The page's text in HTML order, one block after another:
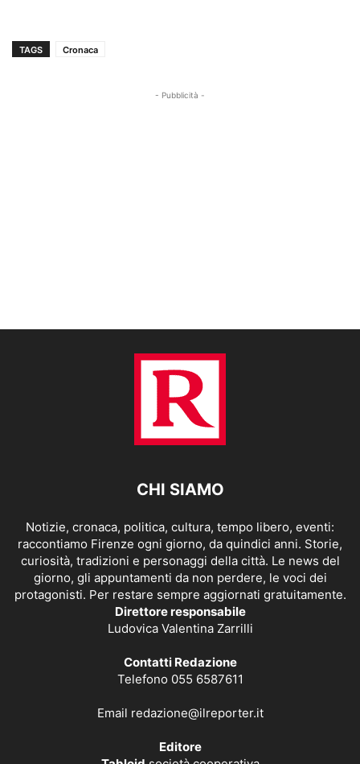
TAGS Cronaca
- Pubblicità -
CHI SIAMO
Notizie, cronaca, politica, cultura, tempo libero, eventi:
raccontiamo Firenze ogni giorno, da quindici anni. Storie,
curiosità, tradizioni e personaggi della città. Le news del
giorno, gli appuntamenti da non perdere, le voci dei
protagonisti. Per restare sempre aggiornati gratuitamente.
Direttore responsabile
Ludovica Valentina Zarrilli
Contatti Redazione
Telefono 055 6587611
Email redazione@ilreporter.it
Editore